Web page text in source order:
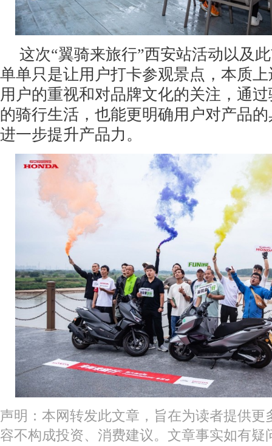
这次“翼骑来旅行”西安站活动以及
单单只是让用户打卡参观景点，本质
用户的重视和对品牌文化的关注，通
的骑行生活，也能更明确用户对产品
进一步提升产品力。
声明：本网转发此文章，旨在为读者提供更
容不构成投资、消费建议。文章事实如有疑